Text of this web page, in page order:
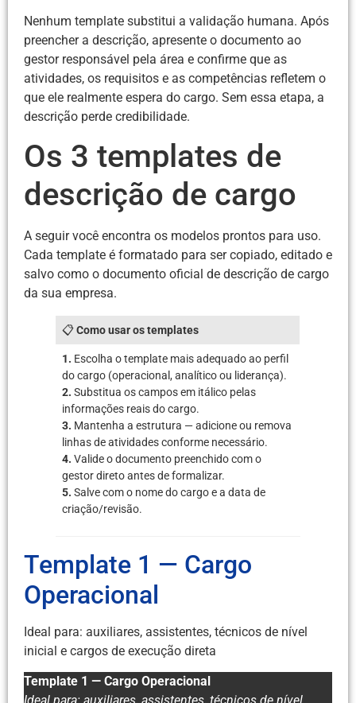
Nenhum template substitui a validação humana. Após
preencher a descrição, apresente o documento ao
gestor responsável pela área e confirme que as
atividades, os requisitos e as competências refletem o
que ele realmente espera do cargo. Sem essa etapa, a
descrição perde credibilidade.
Os 3 templates de
descrição de cargo
A seguir você encontra os modelos prontos para uso.
Cada template é formatado para ser copiado, editado e
salvo como o documento oficial de descrição de cargo
da sua empresa.
📋Como usar os templates
1. Escolha o template mais adequado ao perfil
do cargo (operacional, analítico ou liderança).
2. Substitua os campos em itálico pelas
informações reais do cargo.
3. Mantenha a estrutura — adicione ou remova
linhas de atividades conforme necessário.
4. Valide o documento preenchido com o
gestor direto antes de formalizar.
5. Salve com o nome do cargo e a data de
criação/revisão.
Template 1 — Cargo
Operacional
Ideal para: auxiliares, assistentes, técnicos de nível
inicial e cargos de execução direta
Template 1 — Cargo Operacional